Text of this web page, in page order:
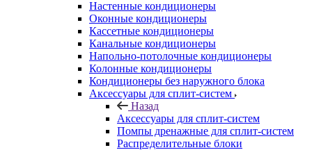
Настенные кондиционеры
Оконные кондиционеры
Кассетные кондиционеры
Канальные кондиционеры
Напольно-потолочные кондиционеры
Колонные кондиционеры
Кондиционеры без наружного блока
Аксессуары для сплит-систем
Назад
Аксессуары для сплит-систем
Помпы дренажные для сплит-систем
Распределительные блоки